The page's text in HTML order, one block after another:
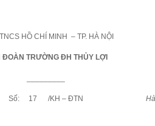
HỒ CHÍ MINH – TP. HÀ NỘI
ĐOÀN TRƯỜNG ĐH THỦY LỢI
Số: 17 /KH – ĐTN